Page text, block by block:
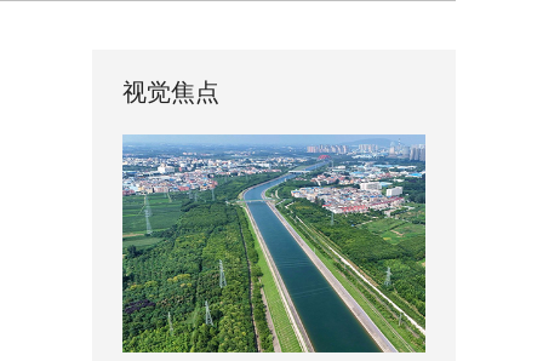
视觉焦点